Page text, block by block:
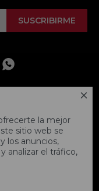

la mejor
sitio web se
los anuncios,
analizar el tráfico,
SUSCRIBIRME
